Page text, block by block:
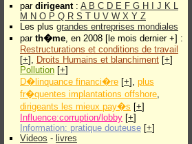
par dirigeant: A B C D E F G H J K L
M N O P Q R S T U V W X Y Z
Les plus grandes entreprises mondiales
par th�me, en 2008 [le mois dernier +] :
Restructurations et conditions de travail
[+], Droits Humains et blanchiment [+]
Pollution [+]
D�linquance financi�re [+], plus
fr�quentes implantations offshore,
dirigeants les mieux pay�s [+]
Influence:corruption/lobby [+]
Information: pratique douteuse [+]
Videos - livres